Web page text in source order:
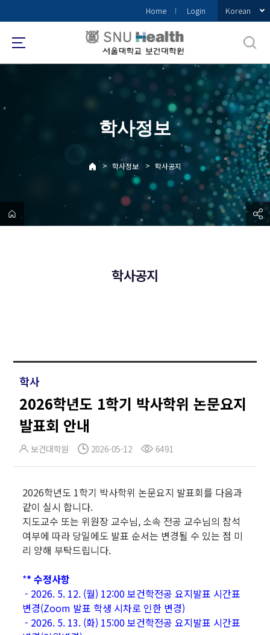
로
메
Home Login Korean
학사정보
> 학사정보 > 학사공지
학사공지
학사
2026학년도 1학기 박사학위 논문요지
발표회 안내
보건대학원 2026-05-12 6491
2026학년도 1학기 박사학위 논문요지 발표회를 다음과
같이 실시 합니다.
지도교수 또는 위원장 교수님, 소속 전공 교수님의 참석
여부에 따라 당일에도 발표 순서는 변경될 수 있는 점 미
리 양해 부탁드립니다.
** 수정사항
- 2026. 5. 12. (월) 12:00 보건학전공 요지발표 시간표
변경(Zoom 발표 학생 시차로 인한 변경)
- 2026. 5. 13. (화) 15:00 보건학전공 요지발표 시간표